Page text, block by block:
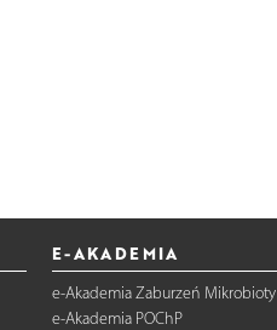
E-AKADEMIA
e-Akademia Zaburzeń Mikrobioty
e-Akademia POChP